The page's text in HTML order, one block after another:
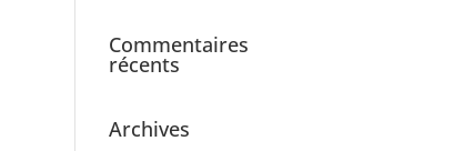
Commentaires
récents
Archives